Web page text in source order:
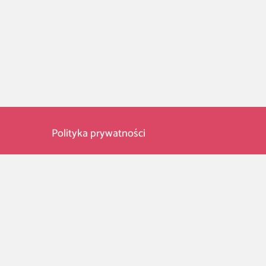
Polityka prywatności